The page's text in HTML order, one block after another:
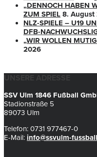
„DENNOCH HABEN
ZUM SPIEL 8. August
NLZ-SPIELE – U19
DFB-
„WIR WOLLEN
2026
UNSERE ADRESSE
SSV Ulm 1846 Fußball
Stadionstraße 5
89073 Ulm
Telefon: 0731 977467-0
E-Mail: info@ssvulm-